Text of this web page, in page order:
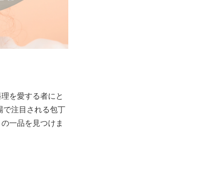
を愛する者にと
で注目される包丁
一品を見つけま